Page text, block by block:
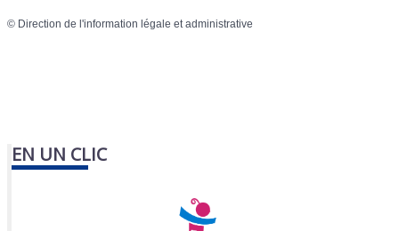
© Direction de l'information légale et administrative
EN UN CLIC